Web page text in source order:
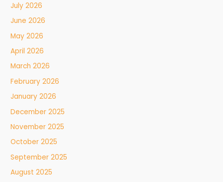
July 2026
June 2026
May 2026
April 2026
March 2026
February 2026
January 2026
December 2025
November 2025
October 2025
September 2025
August 2025